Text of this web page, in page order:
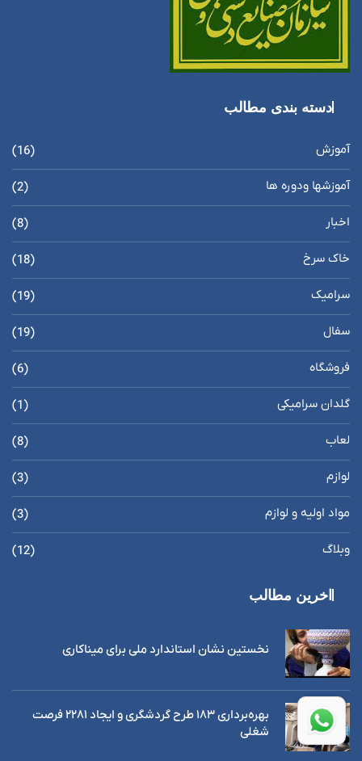
دسته بندی مطالب
آموزش (16)
آموزشها ودوره ها (2)
اخبار (8)
خاک سرخ (18)
سرامیک (19)
سفال (19)
فروشگاه (6)
گلدان سرامیکی (1)
لعاب (8)
لوازم (3)
مواد اولیه و لوازم (3)
وبلاگ (12)
اخرین مطالب
نخستین نشان استاندارد ملی برای میناکاری
بهره‌برداری ١٨٣ طرح گردشگری و ایجاد ٢٢٨١ فرصت
شغلی